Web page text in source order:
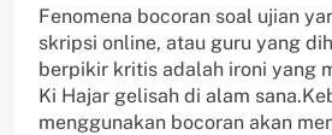
Fenomena bocoran soal ujian
skripsi online, atau guru yang
berpikir kritis adalah ironi yang
Ki Hajar gelisah di alam
menggunakan bocoran akan